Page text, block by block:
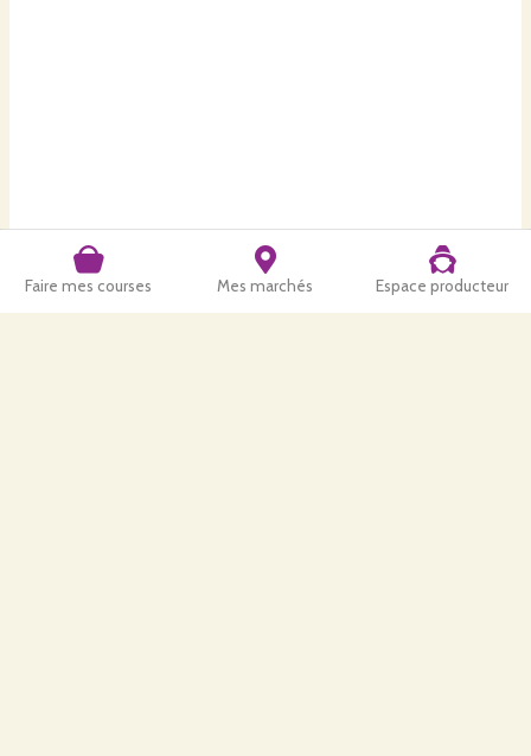
Faire mes courses Mes marchés Espace producteur